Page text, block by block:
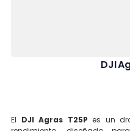
DJI
El DJI Agras T25P es un